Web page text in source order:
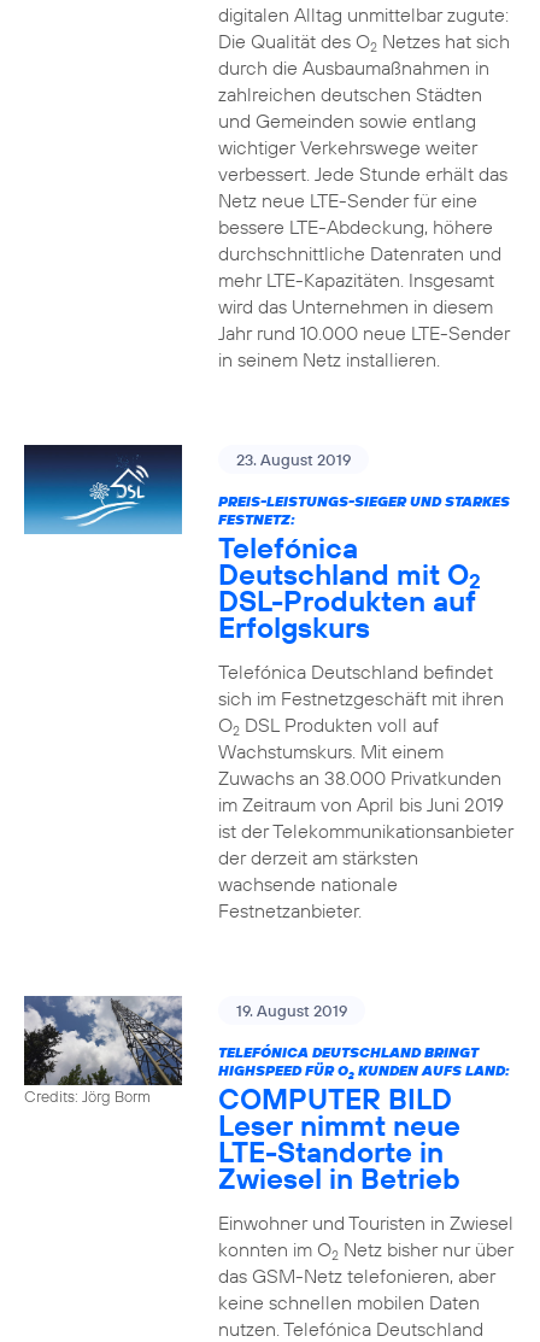
digitalen Alltag unmittelbar zugute:
Die Qualität des O2Netzes hat sich
durch die Ausbaumaßnahmen in
zahlreichen deutschen Städten
und Gemeinden sowie entlang
wichtiger Verkehrswege weiter
verbessert. Jede Stunde erhält das
Netz neue LTE-Sender für eine
bessere LTE-Abdeckung, höhere
durchschnittliche Datenraten und
mehr LTE-Kapazitäten. Insgesamt
wird das Unternehmen in diesem
Jahr rund 10.000 neue LTE-Sender
in seinem Netz installieren.
23. August 2019
PREIS-LEISTUNGS-SIEGER UND STARKES
FESTNETZ:
Telefónica
Deutschland mit O2
DSL-Produkten auf
Erfolgskurs
Telefónica Deutschland befindet
sich im Festnetzgeschäft mit ihren
O2DSL Produkten voll auf
Wachstumskurs. Mit einem
Zuwachs an 38.000 Privatkunden
im Zeitraum von April bis Juni 2019
ist der Telekommunikationsanbieter
der derzeit am stärksten
wachsende nationale
Festnetzanbieter.
Credits: Jörg Borm
19. August 2019
TELEFÓNICA DEUTSCHLAND BRINGT
HIGHSPEED FÜR O2KUNDEN AUFS LAND:
COMPUTER BILD
Leser nimmt neue
LTE-Standorte in
Zwiesel in Betrieb
Einwohner und Touristen in Zwiesel
konnten im O2Netz bisher nur über
das GSM-Netz telefonieren, aber
keine schnellen mobilen Daten
nutzen. Telefónica Deutschland